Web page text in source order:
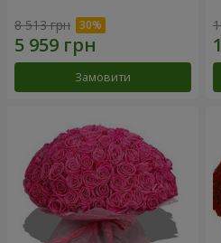
8 513 грн
Замовити